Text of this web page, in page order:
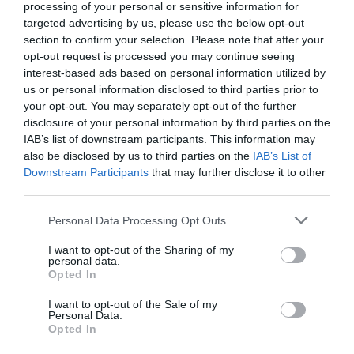
processing of your personal or sensitive information for
targeted advertising by us, please use the below opt-out
section to confirm your selection. Please note that after your
opt-out request is processed you may continue seeing
interest-based ads based on personal information utilized by
us or personal information disclosed to third parties prior to
your opt-out. You may separately opt-out of the further
disclosure of your personal information by third parties on the
IAB’s list of downstream participants. This information may
also be disclosed by us to third parties on the IAB’s List of
Downstream Participants that may further disclose it to other
Please note that this website/app uses one or more Google
not limited to your visit or usage behaviour. You may click to
grant or deny consent to Google and its third-party tags to
use your data for below specified purposes in below Google
consent section.
Personal Data Processing Opt Outs
I want to opt-out of the Sharing of my
personal data.
Opted In
I want to opt-out of the Sale of my
Personal Data.
Opted In
EUROVISION EUROVISION 2026 ΑΚΥΛΑΣ
ΔΕΙΤΕ ΠΡΩΤΟΙΟΛΑ ΤΑ ΝΕΑ ΤΟΥ PAGENEWS ΣΤΟ
GOOGLE NEWS
Σχετικά άρθρα:
➤ Παπαρίζου για Δανίκα:«Θα είχε φάει πολύ ξύλο από
τον πατέρα μου»–Η φράση που τους εξόργισε στη
Eurovision
μεγαλώνοντας φοβόμουν ότι θα μείνω μόνος
➤ Akylas: Η αμήχανη στιγμή στο green room, οι
➤ Ακύλας για Eurovision: «Μας αποθέωναν τα
στοιχήματα και τελικά κατέρρευσαν όλα!»